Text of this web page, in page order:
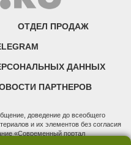
ОТДЕЛ ПРОДАЖ
ДАННЫХ
ПАРТНЕРОВ
доведение до всеобщего
и их элементов без согласия
«Современный портал